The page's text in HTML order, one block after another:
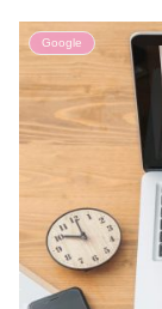
Google